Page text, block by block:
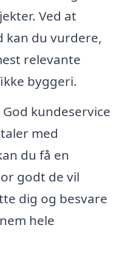
Ved at
kan du vurdere,
relevante
byggeri.
God kundeservice
med
du få en
godt de vil
dig og besvare
hele